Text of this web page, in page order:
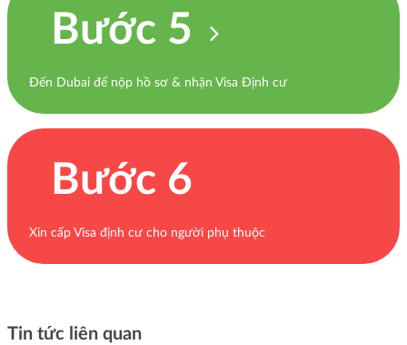
Bước 5
Đến Dubai để nộp hồ sơ & nhận Visa Định cư
Bước 6
Xin cấp Visa định cư cho người phụ thuộc
Tin tức liên quan